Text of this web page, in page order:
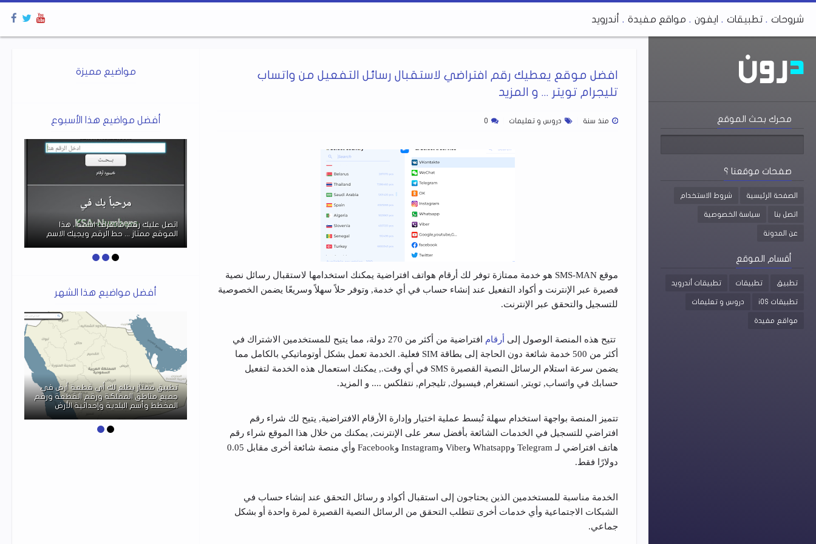
شروحات تطبيقات ايفون مواقع مفيدة أندرويد
محرك بحث الموقع
صفحات موقعنا ؟
الصفحة الرئيسية شروط الاستخدام
اتصل بنا سياسة الخصوصية
عن المدونة
أقسام الموقع
تطبيق تطبيقات تطبيقات أندرويد
تطبيقات iOS دروس و تعليمات
مواقع مفيدة
افضل موقع يعطيك رقم افتراضي لاستقبال رسائل التفعيل من واتساب
تليجرام تويتر ... و المزيد
منذ سنة دروس و تعليمات 0
موقع SMS-MAN هو خدمة ممتازة توفر لك أرقام هواتف افتراضية يمكنك استخدامها لاستقبال رسائل نصية
قصيرة عبر الإنترنت و أكواد التفعيل عند إنشاء حساب في أي خدمة, وتوفر حلاً سهلاً وسريعًا يضمن الخصوصية
للتسجيل والتحقق عبر الإنترنت.
تتيح هذه المنصة الوصول إلى أرقام
افتراضية من أكثر من 270 دولة، مما يتيح للمستخدمين الاشتراك في
أكثر من 500 خدمة شائعة دون الحاجة إلى بطاقة SIM فعلية. الخدمة تعمل بشكل أوتوماتيكي بالكامل مما
يضمن سرعة استلام الرسائل النصية القصيرة SMS في أي وقت., يمكنك استعمال هذه الخدمة لتفعيل
حسابك في واتساب, تويتر, انستغرام, فيسبوك, تليجرام, نتفلكس .... و المزيد.
تتميز المنصة بواجهة استخدام سهلة تُبسط عملية اختيار وإدارة الأرقام الافتراضية, يتيح لك شراء رقم
افتراضي للتسجيل في الخدمات الشائعة بأفضل سعر على الإنترنت, يمكنك من خلال هذا الموقع شراء رقم
هاتف افتراضي لـ Telegram وWhatsapp وViber وInstagram وFacebook وأي منصة شائعة أخرى مقابل 0.05
دولارًا فقط.
الخدمة مناسبة للمستخدمين الذين يحتاجون إلى استقبال أكواد و رسائل التحقق عند إنشاء حساب في
الشبكات الاجتماعية وأي خدمات أخرى تتطلب التحقق من الرسائل النصية القصيرة لمرة واحدة أو بشكل
جماعي.
مواضيع مميزة
أفضل مواضيع هذا الأسبوع
اتصل عليك رقم ماتعرف اسمه ، هذا
الموقع ممتاز ... حط الرقم ويجيك الاسم
يبطئ حاسوبك
تطبيق ممتاز يطلع لك أي قطعة أرض في
جميع مناطق المملكة ورقم القطعة ورقم
المخطط وأسم البلدية وإحداثية الأرض
أفضل مواضيع هذا الشهر
تطبيق ممتاز يطلع لك أي قطعة أرض في
جميع مناطق المملكة ورقم القطعة ورقم
المخطط وأسم البلدية وإحداثية الأرض